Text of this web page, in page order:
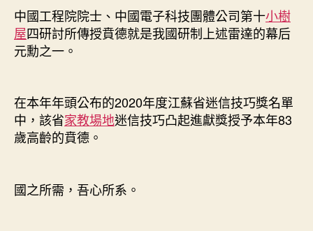
中國工程院院士、中國電子科技團體公司第十小樹
屋四研討所傳授賁德就是我國研制上述雷達的幕后
元勳之一。
在本年年頭公布的2020年度江蘇省迷信技巧獎名單
中，該省家教場地迷信技巧凸起進獻獎授予本年83
歲高齡的賁德。
國之所需，吾心所系。